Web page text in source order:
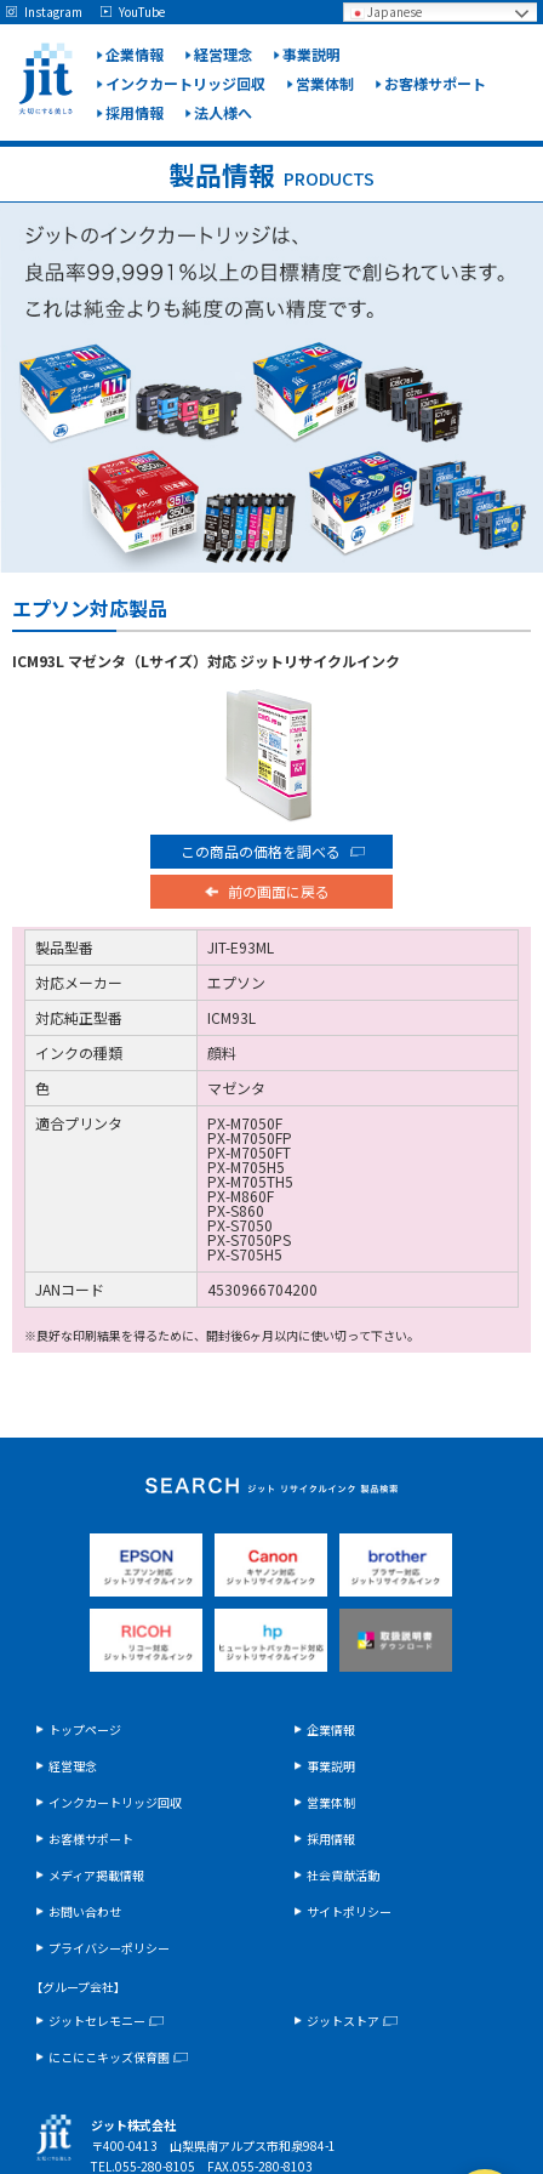
企業情報 経営理念
事業説明
インクカートリッジ回収
営業体制
お客様サポート
採用情報
法人様へ
Japanese
Instagram YouTube
製品情報 PRODUCTS
エプソン対応製品
ICM93L マゼンタ（Lサイズ）対応 ジットリサイクルインク
この商品の価格を調べる
前の画面に戻る
製品型番
JIT-E93ML
対応メーカー
エプソン
対応純正型番
ICM93L
インクの種類
顔料
色
マゼンタ
適合プリンタ
PX-M7050F
PX-M7050FP
PX-M7050FT
PX-M705H5
PX-M705TH5
PX-M860F
PX-S860
PX-S7050
PX-S7050PS
PX-S705H5
JANコード
4530966704200
※良好な印刷結果を得るために、開封後6ヶ月以内に使い切って下さい。
ジット リサイクルイ
ンク 製品検索
トップページ
企業情報
経営理念
事業説明
インクカートリッジ回収
営業体制
お客様サポート
採用情報
メディア掲載情報
社会貢献活動
お問い合わせ
サイトポリシー
プライバシーポリシー
【グループ会社】
ジットセレモニー
ジットストア
にこにこキッズ保育園
ジット株式会社
〒400-0413 山梨県南アルプス市和泉984-1
TEL.055-280-8105 FAX.055-280-8103
May we use cookies to track your activities? We take your privacy very seriously.
Please see our privacy policy for details and any questions.YesNo